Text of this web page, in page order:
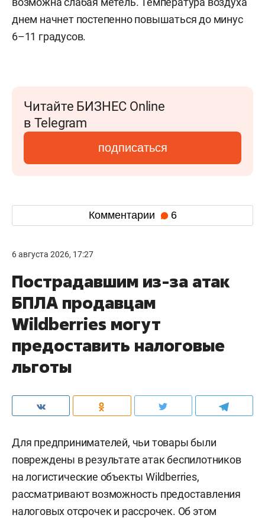
днем начнет постепенно повышаться до минус
6–11 градусов.
Читайте БИЗНЕС Online
в Telegram
подписаться
Комментарии 6
6 августа 2026, 17:27
Пострадавшим из-за атак
БПЛА продавцам
Wildberries могут
предоставить налоговые
льготы
Для предпринимателей, чьи товары были
повреждены в результате атак беспилотников
на логистические объекты Wildberries,
рассматривают возможность предоставления
налоговых отсрочек и рассрочек. Об этом